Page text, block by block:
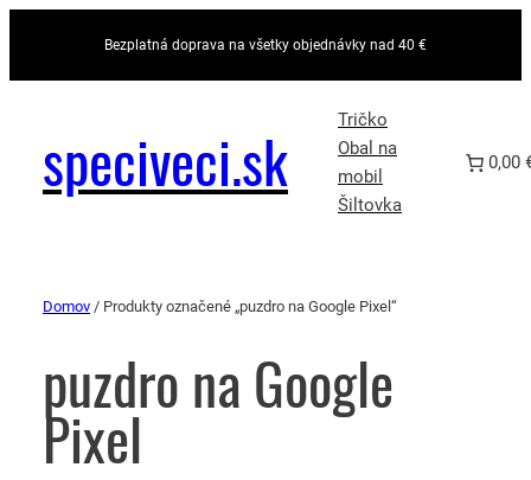
Bezplatná doprava na všetky objednávky nad 40 €
speciveci.sk
Tričko
Obal na
mobil
Šiltovka
0,00
Domov / Produkty označené „puzdro na Google Pixel“
puzdro na Google
Pixel